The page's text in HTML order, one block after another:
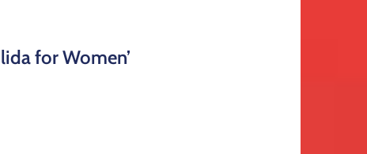
for Women’